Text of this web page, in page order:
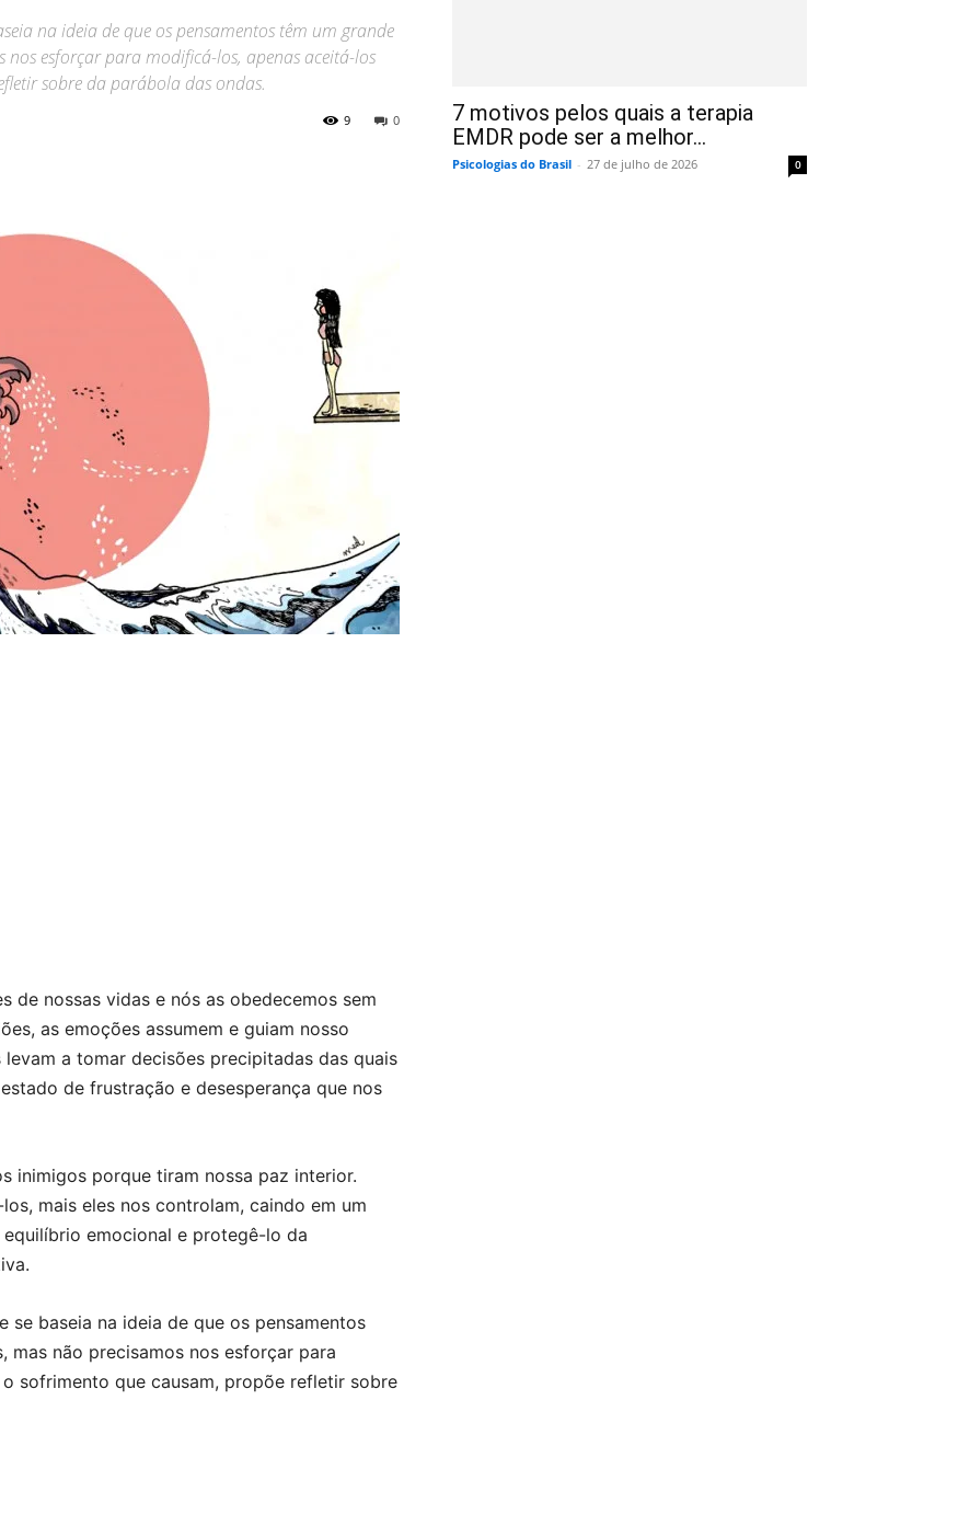
na ideia de que os pensamentos têm um grande
esforçar para modificá-los, apenas aceitá-los
sobre da parábola das ondas.
0
9
de nossas vidas e nós as obedecemos sem
as emoções assumem e guiam nosso
a tomar decisões precipitadas das quais
de frustração e desesperança que nos
inimigos porque tiram nossa paz interior.
mais eles nos controlam, caindo em um
emocional e protegê-lo da
se baseia na ideia de que os pensamentos
não precisamos nos esforçar para
sofrimento que causam, propõe refletir sobre
7 motivos pelos quais a terapia
EMDR pode ser a melhor...
Psicologias do Brasil - 27 de julho de 2026 0